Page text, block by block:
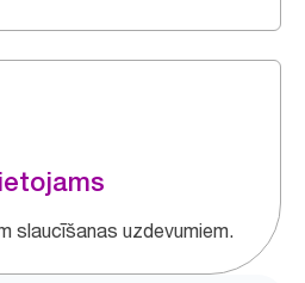
slaucīšanas uzdevumiem.